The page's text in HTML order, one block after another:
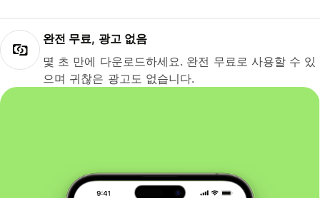
완전 무료, 광고 없음
몇 초 만에 다운로드하세요. 완전 무료로 사용할 수 있
으며 귀찮은 광고도 없습니다.